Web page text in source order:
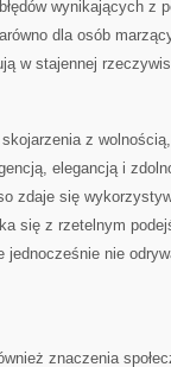
wynikających z
dla osób
w stajennej
z
elegancją i
zdaje się
się z rzetelnym
jednocześnie nie
znaczenia